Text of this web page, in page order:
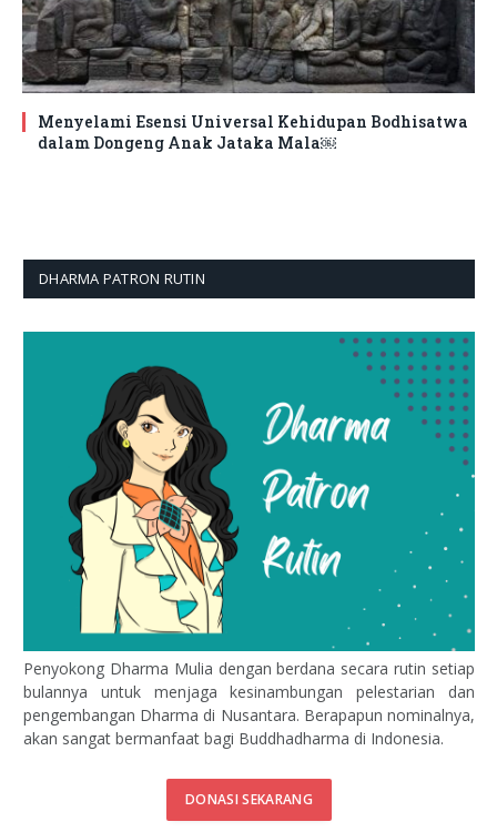
Menyelami Esensi Universal Kehidupan Bodhisatwa
dalam Dongeng Anak Jataka Mala￼
DHARMA PATRON RUTIN
Penyokong Dharma Mulia dengan berdana secara rutin setiap
bulannya untuk menjaga kesinambungan pelestarian dan
pengembangan Dharma di Nusantara. Berapapun nominalnya,
akan sangat bermanfaat bagi Buddhadharma di Indonesia.
DONASI SEKARANG